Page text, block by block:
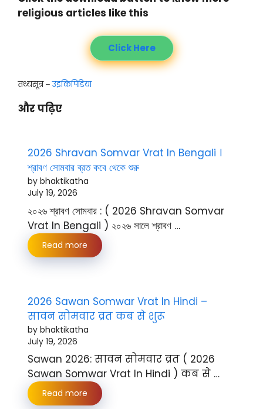
religious articles like this
Click Here
तथ्यसूत्र –उइकिपिडिया
और पढ़िए
2026 Shravan Somvar Vrat In Bengali ।
শ্রাবণ সোমবার ব্রত কবে থেকে শুরু
by bhaktikatha
July 19, 2026
২০২৬ শ্রাবণ সোমবার : ( 2026 Shravan Somvar
Vrat In Bengali ) ২০২৬ সালে শ্রাবণ …
Read more
2026 Sawan Somwar Vrat In Hindi –
सावन सोमवार व्रत कब से शुरू
by bhaktikatha
July 19, 2026
Sawan 2026: सावन सोमवार व्रत ( 2026
Sawan Somwar Vrat In Hindi ) कब से …
Read more